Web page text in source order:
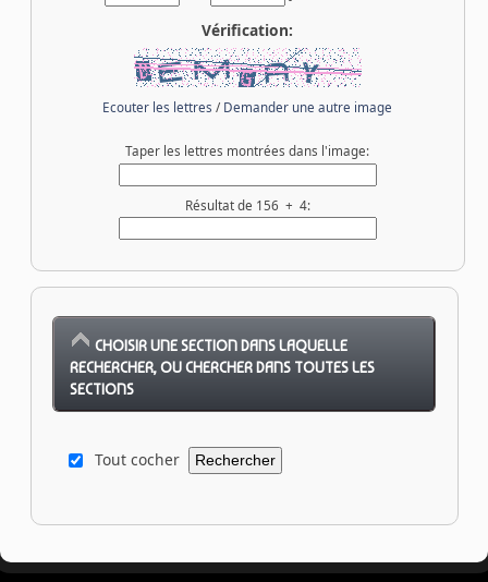
Vérification:
Ecouter les lettres / Demander une autre image
Taper les lettres montrées dans l'image:
Résultat de 156 + 4:
CHOISIR UNE SECTION DANS LAQUELLE
RECHERCHER, OU CHERCHER DANS TOUTES LES
SECTIONS
Tout cocher